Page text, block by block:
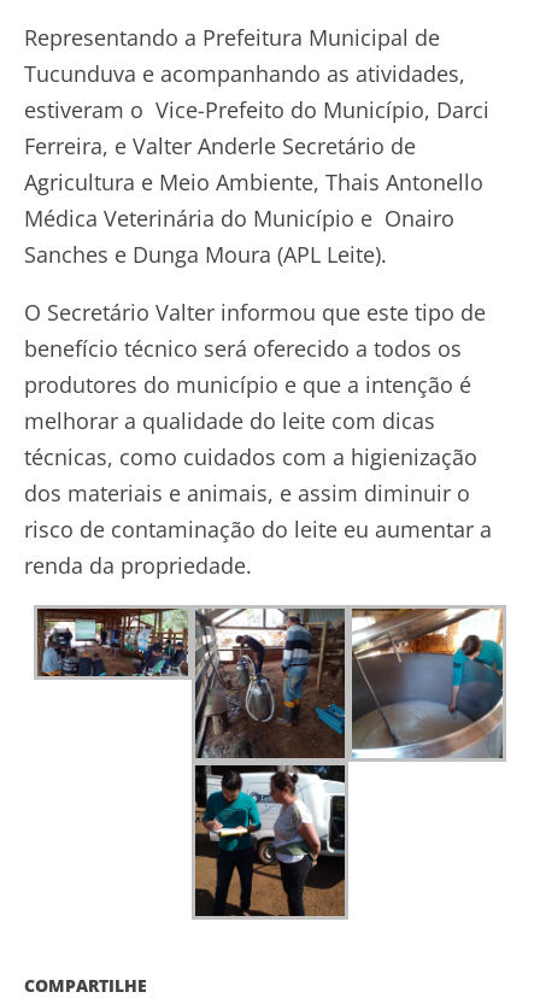
Representando a Prefeitura Municipal de
Tucunduva e acompanhando as atividades,
estiveram o Vice-Prefeito do Município, Darci
Ferreira, e Valter Anderle Secretário de
Agricultura e Meio Ambiente, Thais Antonello
Médica Veterinária do Município e Onairo
Sanches e Dunga Moura (APL Leite).
O Secretário Valter informou que este tipo de
benefício técnico será oferecido a todos os
produtores do município e que a intenção é
melhorar a qualidade do leite com dicas
técnicas, como cuidados com a higienização
dos materiais e animais, e assim diminuir o
risco de contaminação do leite eu aumentar a
renda da propriedade.
COMPARTILHE